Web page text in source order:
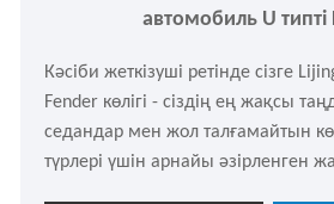
автомобиль U типті
Кәсіби жеткізуші ретінде сізге
Fender көлігі - сіздің ең жақсы
седандар мен жол талғамайтын
түрлері үшін арнайы әзірленген